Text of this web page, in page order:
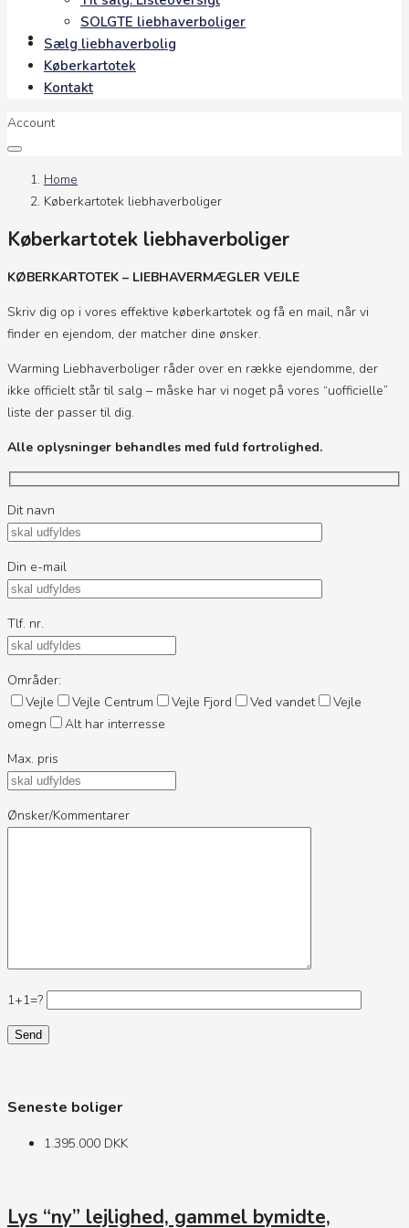
Kontakt
SOLGTE liebhaverboliger
Sælg liebhaverbolig
Køberkartotek
Kontakt
Account
Home
Køberkartotek liebhaverboliger
Køberkartotek liebhaverboliger
KØBERKARTOTEK – LIEBHAVERMÆGLER VEJLE
Skriv dig op i vores effektive køberkartotek og få en mail, når vi
finder en ejendom, der matcher dine ønsker.
Warming Liebhaverboliger råder over en række ejendomme, der
ikke officielt står til salg – måske har vi noget på vores “uofficielle”
liste der passer til dig.
Alle oplysninger behandles med fuld fortrolighed.
Dit navn
Din e-mail
Tlf. nr.
Områder:
Vejle
Vejle Centrum Vejle Fjord Ved vandet
Vejle
omegn
Alt har interresse
Max. pris
Ønsker/Kommentarer
1+1=?
Seneste boliger
1.395.000 DKK
Lys “ny” lejlighed, gammel bymidte,